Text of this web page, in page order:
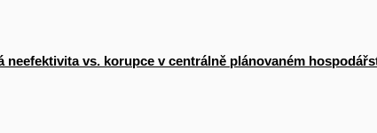
vs. korupce v centrálně plánovaném